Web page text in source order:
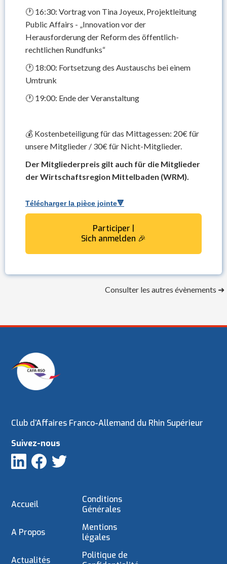
🕐 16:30: Vortrag von Tina Joyeux, Projektleitung
Public Affairs - „Innovation vor der
Herausforderung der Reform des öffentlich-
rechtlichen Rundfunks“
🕐 18:00: Fortsetzung des Austauschs bei einem
Umtrunk
🕐 19:00: Ende der Veranstaltung
💰 Kostenbeteiligung für das Mittagessen: 20€ für
unsere Mitglieder / 30€ für Nicht-Mitglieder.
Der Mitgliederpreis gilt auch für die Mitglieder
der Wirtschaftsregion Mittelbaden (WRM).
Télécharger la pièce jointe🔻
Participer |
Sich anmelden 🎉
Consulter les autres évènements ➜
Accueil
Conditions
Générales
Mentions
légales
Politique de
A Propos
Actualités
Club d’Affaires Franco-Allemand du Rhin Supérieur
Suivez-nous